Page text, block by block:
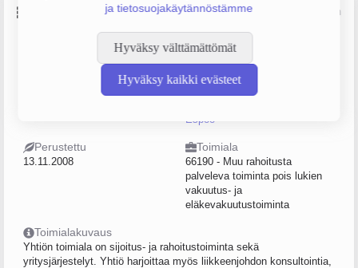
ja tietosuojakäytännöstämme
Hyväksy välttämättömät
Hyväksy kaikki evästeet
Lähde: YTJ, PRH, Traficom
Henkilöstömäärä
0–4
Espoo
Perustettu
13.11.2008
Toimiala
66190 - Muu rahoitusta
palveleva toiminta pois lukien
vakuutus- ja
eläkevakuutustoiminta
Toimialakuvaus
Yhtiön toimiala on sijoitus- ja rahoitustoiminta sekä
yritysjärjestelyt. Yhtiö harjoittaa myös liikkeenjohdon konsultointia,